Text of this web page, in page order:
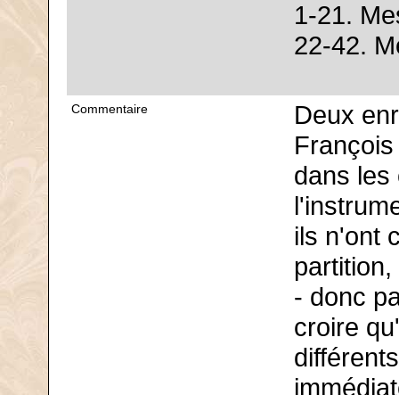
1-21.
22-42.
Commentaire
Deux
dans les
ils n'ont
- donc
croire